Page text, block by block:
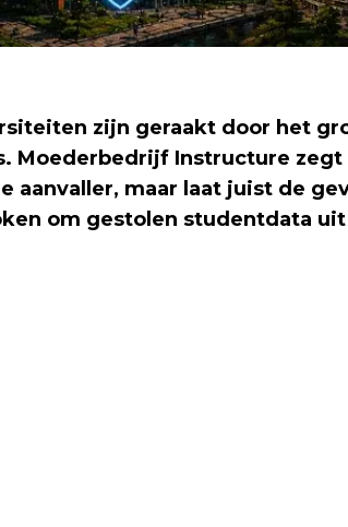
zijn geraakt door het
Moederbedrijf Instructure
aanvaller, maar laat juist de
om gestolen studentdata